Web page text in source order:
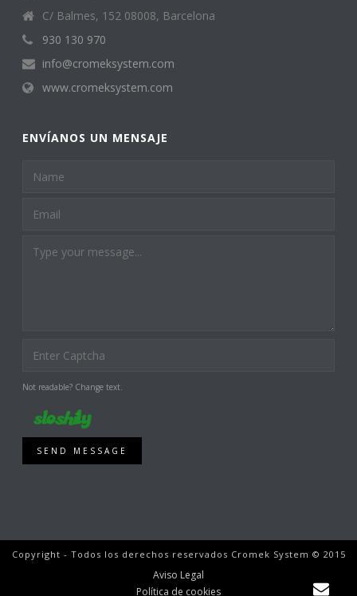
C/ Balmes, 152 08008, Barcelona
930 130 970
info@cromeksystem.com
www.cromeksystem.com
ENVÍANOS UN MENSAJE
Not readable? Change text.
SEND MESSAGE
Copyright - Todos los derechos reservados Cromek System © 2015
Aviso Legal
Política de cookies